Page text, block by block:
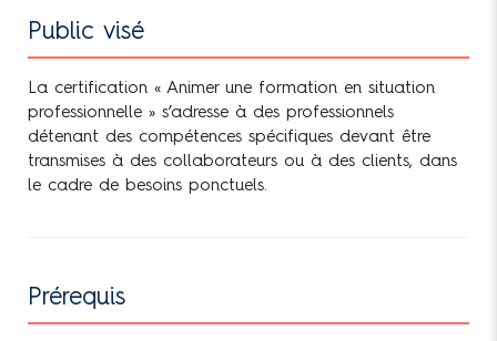
Public visé
La certification « Animer une formation en situation
professionnelle » s’adresse à des professionnels
détenant des compétences spécifiques devant être
transmises à des collaborateurs ou à des clients, dans
le cadre de besoins ponctuels.
Prérequis